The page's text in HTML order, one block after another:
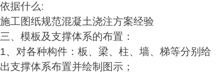
依据什么:
施工图纸规范混凝土浇注方案经验
三、模板及支撑体系的布置：
1、对各种构件：板、梁、柱、墙、梯等分别给
出支撑体系布置并绘制图示；